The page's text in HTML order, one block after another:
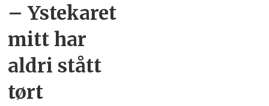
– Ystekaret
mitt har
aldri stått
tørt